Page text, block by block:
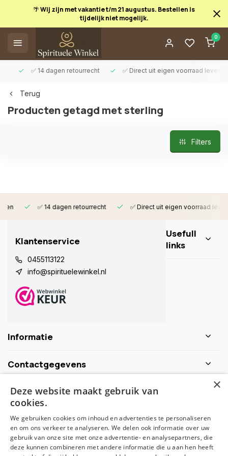
🌴 Wij zijn met vakantie t/m 21 augustus. Bestellen is
tijdelijk niet mogelijk.
0
✅ 14 dagen retourrecht ✅ Direct uit eigen voorraad leverbaar
Terug
Producten getagd met sterling
Filters
✅ 14 dagen retourrecht ✅ Direct uit eigen voorraad leverbaar
Klantenservice
0455113122
info@spirituelewinkel.nl
Usefull
links
Informatie
Contactgegevens
Schijf je nu in voor de nieuwsbrief
Abonneer
×
Deze website maakt gebruik van
cookies.
We gebruiken cookies om inhoud en advertenties te personaliseren
en om ons verkeer te analyseren. We delen ook informatie over uw
gebruik van onze site met onze advertentie- en analysepartners, die
deze kunnen combineren met andere informatie die u aan hen heeft